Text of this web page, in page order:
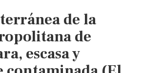
de la
de
escasa y